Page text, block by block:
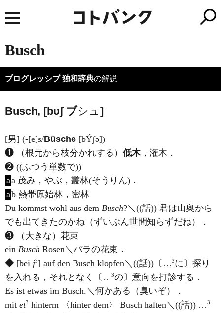
Busch
プログレッシブ 独和辞典の解説
Busch, [bυʃ ブシュ]
[男] (-[e]s/Büsche [bÝʃə])
❶ （根元から枝分かれする） 低木，潅木．
❷ ((ふつう単数で))
aa 茂み，やぶ，叢林(そうりん)．
ab 熱帯原始林，密林
Du kommst wohl aus dem Busch?＼((話)) 君は山奥から
でも出てきたのかね（ずいぶん世間知らずだね）．
❸ （大きな）花束
ein Busch Rosen＼バラの花束．
◆[bei j3] auf den Busch klopfen＼((話))〔…3に〕探り
を入れる，それとなく〔…3の〕意向を打診する．
Es ist etwas im Busch.＼何かある（臭いぞ）．
mit et3 hinterm 〈hinter dem〉 Busch halten＼((話)) …3